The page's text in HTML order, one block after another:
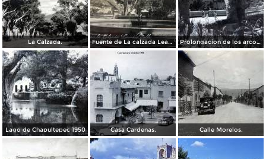
La Calzada. Fuente de La calzada Leandro Valle. Prolongacion de los arcos de Guadalupe.
Lago de Chapultepec 1950 Casa Cardenas. Calle Morelos.